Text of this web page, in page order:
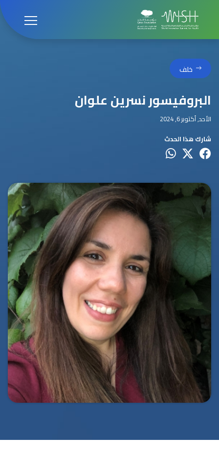
خلف
البروفيسور نسرين علوان
الأحد, أكتوبر 6, 2024
شارك هذا الحدث